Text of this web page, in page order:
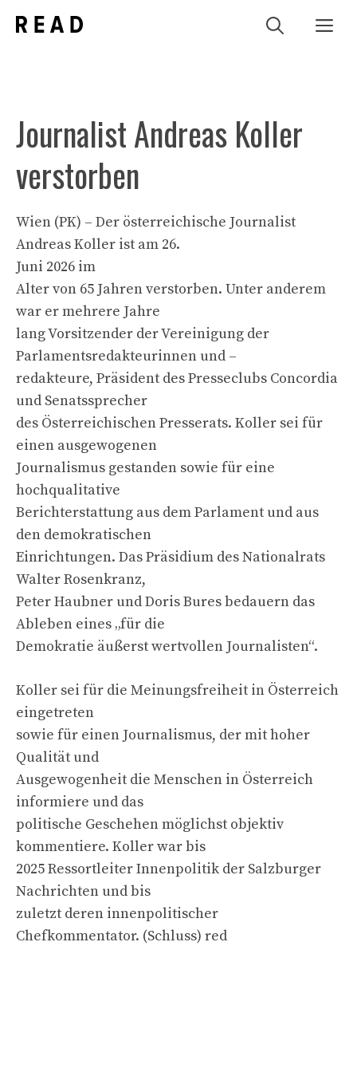
Inhalt
Journalist Andreas Koller
verstorben
Wien (PK) – Der österreichische Journalist
Andreas Koller ist am 26.
Juni 2026 im
Alter von 65 Jahren verstorben. Unter anderem
war er mehrere Jahre
lang Vorsitzender der Vereinigung der
Parlamentsredakteurinnen und –
redakteure, Präsident des Presseclubs Concordia
und Senatssprecher
des Österreichischen Presserats. Koller sei für
einen ausgewogenen
Journalismus gestanden sowie für eine
hochqualitative
Berichterstattung aus dem Parlament und aus
den demokratischen
Einrichtungen. Das Präsidium des Nationalrats
Walter Rosenkranz,
Peter Haubner und Doris Bures bedauern das
Ableben eines „für die
Demokratie äußerst wertvollen Journalisten“.
Koller sei für die Meinungsfreiheit in Österreich
eingetreten
sowie für einen Journalismus, der mit hoher
Qualität und
Ausgewogenheit die Menschen in Österreich
informiere und das
politische Geschehen möglichst objektiv
kommentiere. Koller war bis
2025 Ressortleiter Innenpolitik der Salzburger
Nachrichten und bis
zuletzt deren innenpolitischer
Chefkommentator. (Schluss) red